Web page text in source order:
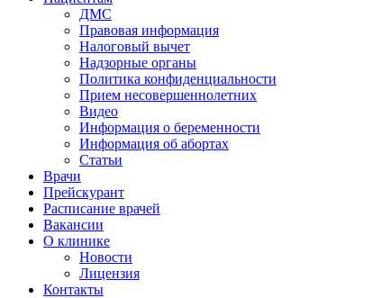
ДМС
Правовая информация
Налоговый вычет
Надзорные органы
Политика конфиденциальности
Прием несовершеннолетних
Видео
Информация о беременности
Информация об абортах
Статьи
Врачи
Прейскурант
Расписание врачей
Вакансии
О клинике
Новости
Лицензия
Контакты